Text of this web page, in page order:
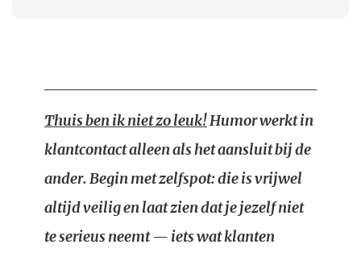
Thuis ben ik niet zo leuk!Humor werkt in
klantcontact alleen als het aansluit bij de
ander. Begin met zelfspot: die is vrijwel
altijd veilig en laat zien dat je jezelf niet
te serieus neemt — iets wat klanten